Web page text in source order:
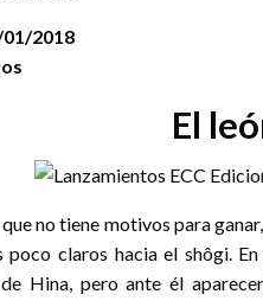
2018
El
no tiene motivos para
poco claros hacia el shôgi.
Hina, pero ante él